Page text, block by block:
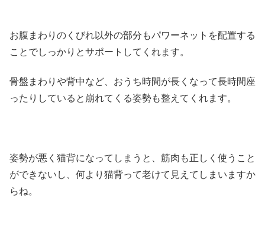
お腹まわりのくびれ以外の部分もパワーネットを配置する
ことでしっかりとサポートしてくれます。
骨盤まわりや背中など、おうち時間が長くなって長時間座
ったりしていると崩れてくる姿勢も整えてくれます。
姿勢が悪く猫背になってしまうと、筋肉も正しく使うこと
ができないし、何より猫背って老けて見えてしまいますか
らね。